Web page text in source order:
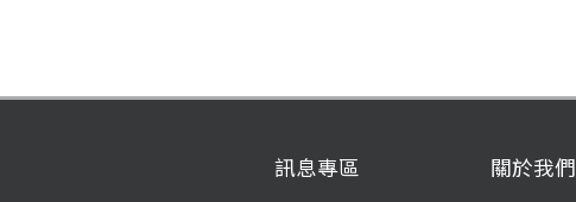
訊息專區
關於我們